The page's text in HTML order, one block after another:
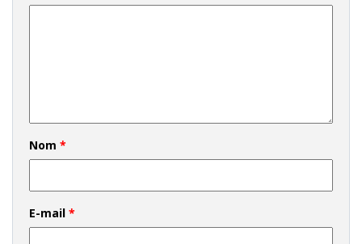
Nom *
E-mail *